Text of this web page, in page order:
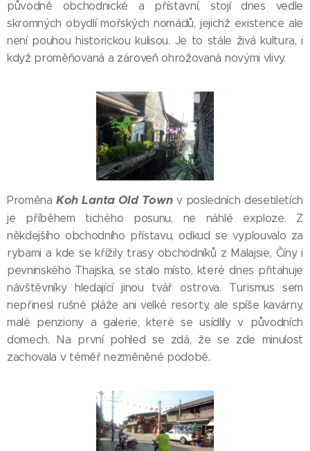
původně obchodnické a přístavní, stojí dnes vedle
skromných obydlí mořských nomádů, jejichž existence ale
není pouhou historickou kulisou. Je to stále živá kultura, i
když proměňovaná a zároveň ohrožovaná novými vlivy.
ProměnaKoh Lanta Old Townv posledních desetiletích
je příběhem tichého posunu, ne náhlé exploze. Z
někdejšího obchodního přístavu, odkud se vyplouvalo za
rybami a kde se křížily trasy obchodníků z Malajsie, Číny i
pevninského Thajska, se stalo místo, které dnes přitahuje
návštěvníky hledající jinou tvář ostrova. Turismus sem
nepřinesl rušné pláže ani velké resorty, ale spíše kavárny,
malé penziony a galerie, které se usídlily v původních
domech. Na první pohled se zdá, že se zde minulost
zachovala v téměř nezměněné podobě.